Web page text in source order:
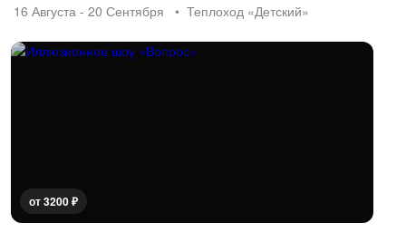
16 Августа - 20 Сентября Теплоход «Детский»
от 3200 ₽